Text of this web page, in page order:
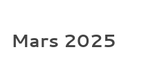
Mars 2025